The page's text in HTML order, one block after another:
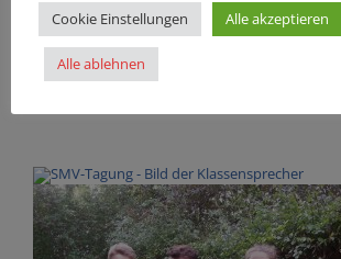
Neuanschaffungen?
Sprecht uns einfach an!
Cookie Einstellungen Alle akzeptieren
Alle ablehnen